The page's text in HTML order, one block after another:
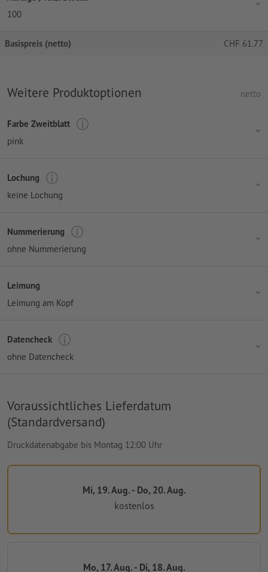
100
Basispreis (netto) CHF 61.77
Weitere Produktoptionen netto
Farbe Zweitblatt
pink
Lochung
keine Lochung
Nummerierung
ohne Nummerierung
Leimung
Leimung am Kopf
Datencheck
ohne Datencheck
Voraussichtliches Lieferdatum
(Standardversand)
Druckdatenabgabe bis Montag 12:00 Uhr
Mi, 19. Aug. - Do, 20. Aug.
kostenlos
Mo, 17. Aug. - Di, 18. Aug.